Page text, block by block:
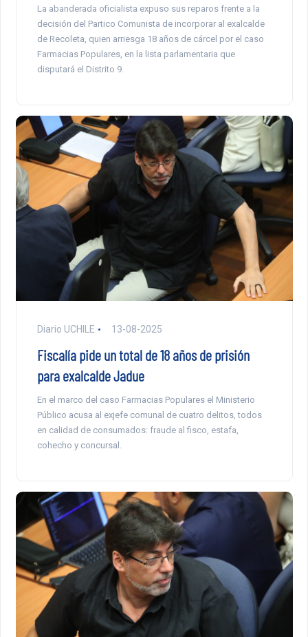
La abanderada oficialista expuso sus reparos frente a la
decisión del Partico Comunista de incorporar al exalcalde
de Recoleta, quien arriesga 18 años de cárcel por el caso
Farmacias Populares, en la lista parlamentaria que
disputará el Distrito 9.
Diario UCHILE 13-08-2025
Fiscalía pide un total de 18 años de prisión
para exalcalde Jadue
En el marco del caso Farmacias Populares el Ministerio
Público acusa al exjefe comunal de cuatro delitos, todos
en calidad de consumados: fraude al fisco, estafa,
cohecho y concursal.